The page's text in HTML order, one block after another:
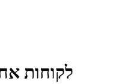
לקוחות